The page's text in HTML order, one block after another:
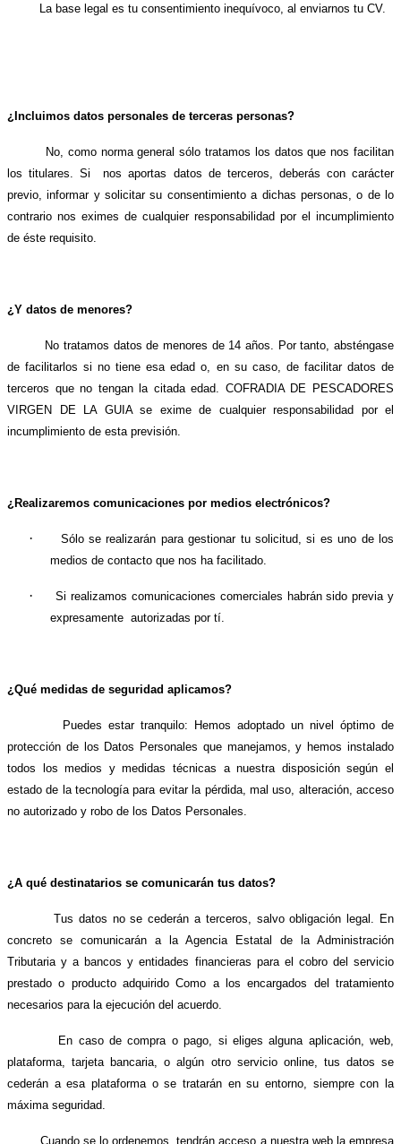
La base legal es tu consentimiento inequívoco, al enviarnos tu CV.
¿Incluimos datos personales de terceras personas?
No, como norma general sólo tratamos los datos que nos facilitan
los titulares. Si
nos aportas datos de terceros, deberás con carácter
previo, informar y solicitar su consentimiento a dichas personas, o de lo
contrario nos eximes de cualquier responsabilidad por el incumplimiento
de éste requisito.
¿Y datos de menores?
No tratamos datos de menores de 14 años. Por tanto, absténgase
de facilitarlos si no tiene esa edad o, en su caso, de facilitar datos de
terceros que no tengan la citada edad. COFRADIA DE PESCADORES
VIRGEN DE LA GUIA se exime de cualquier responsabilidad por el
incumplimiento de esta previsión.
¿Realizaremos comunicaciones por medios electrónicos?
·
Sólo se realizarán para gestionar tu solicitud, si es uno de los
medios de contacto que nos ha facilitado.
·
Si realizamos comunicaciones comerciales habrán sido previa y
expresamente autorizadas por tí.
¿Qué medidas de seguridad aplicamos?
Puedes estar tranquilo: Hemos adoptado un nivel óptimo de
protección de los Datos Personales que manejamos, y hemos instalado
todos los medios y medidas técnicas a nuestra disposición según el
estado de la tecnología para evitar la pérdida, mal uso, alteración, acceso
no autorizado y robo de los Datos Personales.
¿A qué destinatarios se comunicarán tus datos?
Tus datos no se cederán a terceros, salvo obligación legal. En
concreto se comunicarán a la Agencia Estatal de la Administración
Tributaria y a bancos y entidades financieras para el cobro del servicio
prestado o producto adquirido Como a los encargados del tratamiento
necesarios para la ejecución del acuerdo.
En caso de compra o pago, si eliges alguna aplicación, web,
plataforma, tarjeta bancaria, o algún otro servicio online, tus datos se
cederán a esa plataforma o se tratarán en su entorno, siempre con la
máxima seguridad.
Cuando se lo ordenemos, tendrán acceso a nuestra web la empresa